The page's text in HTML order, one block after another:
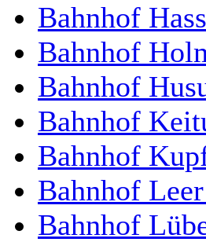
Bahnhof
Bahnhof
Bahnhof
Bahnhof
Bahnhof
Bahnhof
Bahnhof